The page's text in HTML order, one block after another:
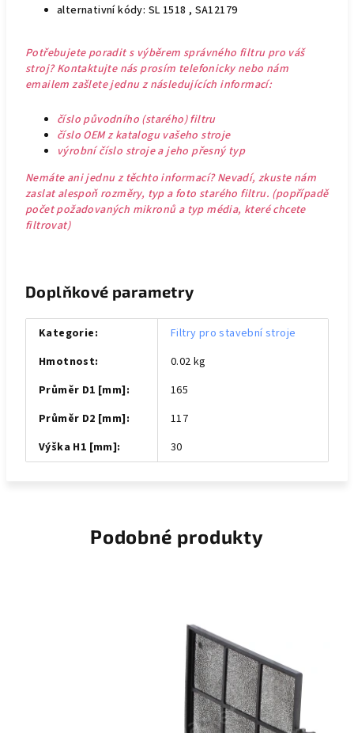
alternativní kódy: SL 1518 , SA12179
Potřebujete poradit s výběrem správného filtru pro váš
stroj? Kontaktujte nás prosím telefonicky nebo nám
emailem zašlete jednu z následujících informací:
číslo původního (starého) filtru
číslo OEM z katalogu vašeho stroje
výrobní číslo stroje a jeho přesný typ
Nemáte ani jednu z těchto informací? Nevadí, zkuste nám
zaslat alespoň rozměry, typ a foto starého filtru. (popřípadě
počet požadovaných mikronů a typ média, které chcete
filtrovat)
Doplňkové parametry
Kategorie:
Filtry pro stavební stroje
Hmotnost:
0.02 kg
Průměr D1 [mm]:
165
Průměr D2 [mm]:
117
Výška H1 [mm]: 30
Podobné produkty